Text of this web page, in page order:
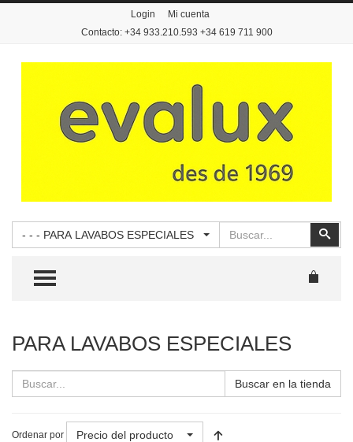
Login
Mi cuenta
Contacto: +34 933.210.593 +34 619 711 900
- - - PARA LAVABOS ESPECIALES
TOGGLE MENU
PARA LAVABOS ESPECIALES
Buscar en la tienda
Ordenar por Precio del producto